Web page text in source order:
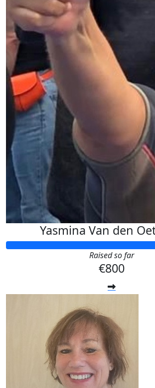
€21,19
Randall De
Succes
Yasmina Van den
Raised so far
€800